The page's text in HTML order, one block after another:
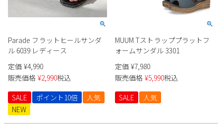
Parade フラットヒールサンダ
ル 6039 レディース
定価 ¥4,990
販売価格 ¥2,990税込
SALE
ポイント10倍
人気
NEW
MUUM Tストラッププラットフ
ォームサンダル 3301
定価 ¥7,980
販売価格 ¥5,990税込
SALE
人気